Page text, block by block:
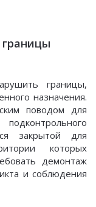
границы,
назначения.
поводом для
закрытой для
которых
демонтаж
и соблюдения